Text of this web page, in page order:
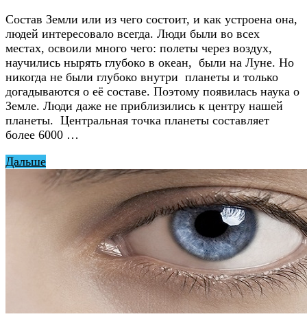
Состав Земли или из чего состоит, и как устроена она,
людей интересовало всегда. Люди были во всех
местах, освоили много чего: полеты через воздух,
научились нырять глубоко в океан, были на Луне. Но
никогда не были глубоко внутри планеты и только
догадываются о её составе. Поэтому появилась наука о
Земле. Люди даже не приблизились к центру нашей
планеты. Центральная точка планеты составляет
более 6000 …
Дальше